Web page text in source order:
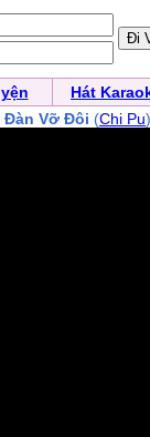
Hát
Đàn Vỡ Đôi (Chi Pu)